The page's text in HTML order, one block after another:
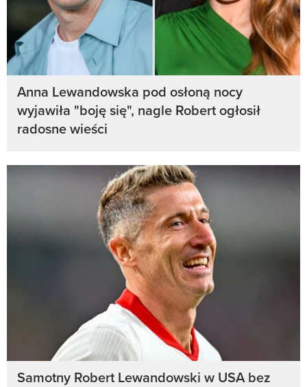
Anna Lewandowska pod osłoną nocy
wyjawiła "boję się", nagle Robert ogłosił
radosne wieści
Samotny Robert Lewandowski w USA bez